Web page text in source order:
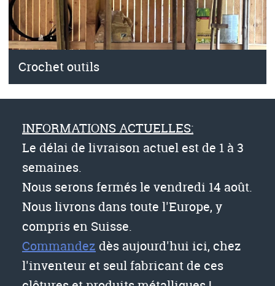
Crochet outils
INFORMATIONS ACTUELLES:
Le délai de livraison actuel est de 1 à 3
semaines.
Nous serons fermés le vendredi 14 août.
Nous livrons dans toute l'Europe, y
compris en Suisse.
Commandez dès aujourd'hui ici, chez
l'inventeur et seul fabricant de ces